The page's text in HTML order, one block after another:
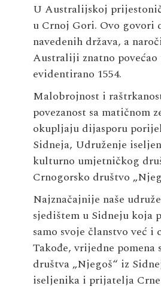
U Australijskoj
u Crnoj Gori. Ovo govori
navedenih država, a
Australiji znatno povećao
evidentirano 1554.
Malobrojnost i
povezanost sa
okupljaju dijasporu
Sidneja, Udruženje
kulturno umjetničkog
Crnogorsko društvo
Najznačajnije naše
sjedištem u Sidneju koja
samo svoje članstvo već
Takođe, vrijedne
društva „Njegoš“ iz
iseljenika i prijatelja